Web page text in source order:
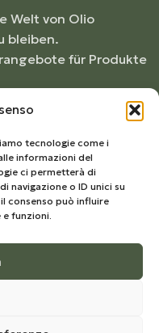
tecnologie come i
informazioni del
ci permetterà di
navigazione o ID unici su
consenso può influire
funzioni.
Welt von Olio
bleiben.
für Produkte
Rechte vorbehalten |
Studio